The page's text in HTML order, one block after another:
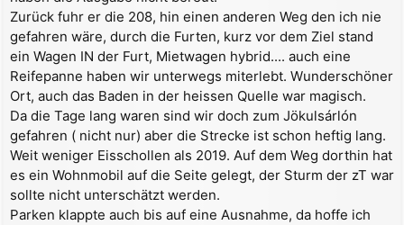
Zurück fuhr er die 208, hin einen anderen Weg den ich nie
gefahren wäre, durch die Furten, kurz vor dem Ziel stand
ein Wagen IN der Furt, Mietwagen hybrid.... auch eine
Reifepanne haben wir unterwegs miterlebt. Wunderschöner
Ort, auch das Baden in der heissen Quelle war magisch.
Da die Tage lang waren sind wir doch zum Jökulsárlón
gefahren ( nicht nur) aber die Strecke ist schon heftig lang.
Weit weniger Eisschollen als 2019. Auf dem Weg dorthin hat
es ein Wohnmobil auf die Seite gelegt, der Sturm der zT war
sollte nicht unterschätzt werden.
Parken klappte auch bis auf eine Ausnahme, da hoffe ich